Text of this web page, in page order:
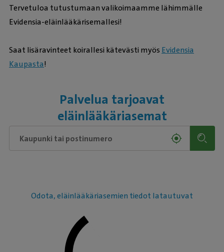
Tervetuloa tutustumaan valikoimaamme lähimmälle
Evidensia-eläinlääkärisemallesi!
Saat lisäravinteet koirallesi kätevästi myös Evidensia
Kaupasta!
Palvelua tarjoavat
eläinlääkäriasemat
Odota, eläinlääkäriasemien tiedot latautuvat